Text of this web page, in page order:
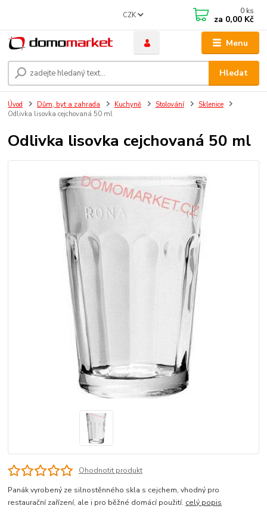
Menu
CZK
Hledat
0 ks
za 0,00 Kč
Úvod Dům, byt a zahrada Kuchyně Stolování
Sklenice
Odlivka lisovka cejchovaná 50 ml
Odlivka lisovka cejchovaná 50 ml
Ohodnotit produkt
Panák vyrobený ze silnostěnného skla s cejchem, vhodný pro
restaurační zařízení, ale i pro běžné domácí použití. celý popis